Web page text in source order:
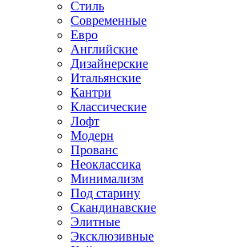
Стиль
Современные
Евро
Английские
Дизайнерские
Итальянские
Кантри
Классические
Лофт
Модерн
Прованс
Неоклассика
Минимализм
Под старину
Скандинавские
Элитные
Эксклюзивные